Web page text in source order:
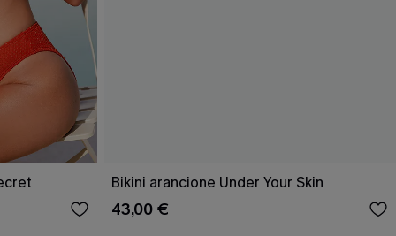
Bikini arancione Under Your Skin
43,00 €